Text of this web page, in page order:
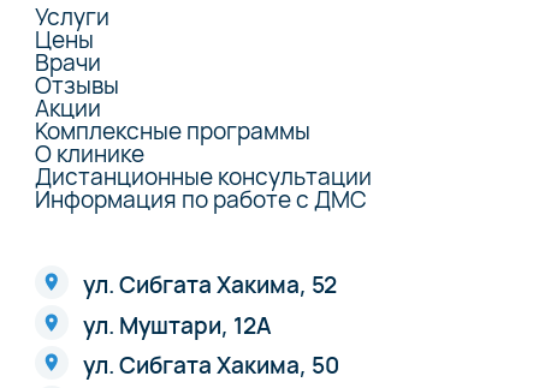
Услуги
Цены
Врачи
Отзывы
Акции
Комплексные программы
О клинике
Дистанционные консультации
Информация по работе с ДМС
ул. Сибгата Хакима, 52
ул. Муштари, 12А
ул. Сибгата Хакима, 50